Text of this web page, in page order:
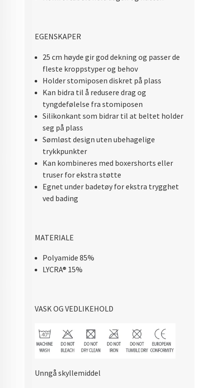
EGENSKAPER
25 cm høyde gir god dekning og passer de
fleste kroppstyper og behov
Holder stomiposen diskret på plass
Kan bidra til å redusere drag og
tyngdefølelse fra stomiposen
Silikonkant som bidrar til at beltet holder
seg på plass
Sømløst design uten ubehagelige
trykkpunkter
Kan kombineres med boxershorts eller
truser for ekstra støtte
Egnet under badetøy for ekstra trygghet
ved bading
MATERIALE
Polyamide 85%
LYCRA® 15%
VASK OG VEDLIKEHOLD
Unngå skyllemiddel